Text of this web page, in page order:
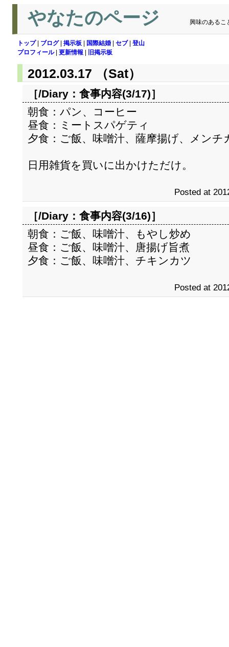
やなたのページ 興味のあるこ
トップ| ブログ| 掲示板 国際結婚 セブ| 登山
プロフィール| 更新情報 旧掲示板
2012.03.17 （Sat）
［/Diary： 食事内容(3/17)］
朝食：パン、コーヒー
昼食：ミートスパゲティ
夕食：ご飯、味噌汁、薩摩揚げ、メンチ
日用雑貨を買いに出かけただけ。
Posted at
［/Diary： 食事内容(3/16)］
朝食：ご飯、味噌汁、もやし炒め
昼食：ご飯、味噌汁、唐揚げ旨煮
夕食：ご飯、味噌汁、チキンカツ
Posted at